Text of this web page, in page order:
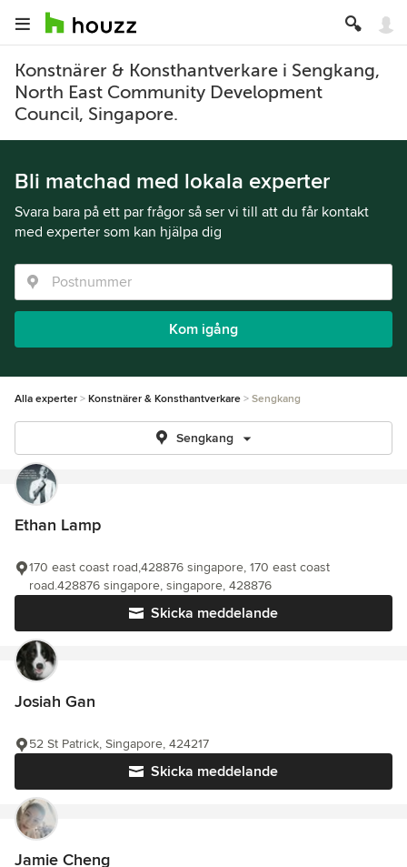
Konstnärer & Konsthantverkare i Sengkang,
North East Community Development
Council, Singapore.
Bli matchad med lokala experter
Svara bara på ett par frågor så ser vi till att du får kontakt
med experter som kan hjälpa dig
Kom igång
Alla experter Konstnärer & Konsthantverkare Sengkang
Sengkang
Ethan Lamp
Skicka meddelande
170 east coast road,428876 singapore, 170 east coast
road.428876 singapore, singapore, 428876
Josiah Gan
Skicka meddelande
52 St Patrick, Singapore, 424217
Jamie Cheng